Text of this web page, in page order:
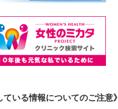
ている情報についてのご注意》